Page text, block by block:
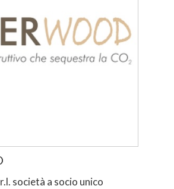
società a socio unico